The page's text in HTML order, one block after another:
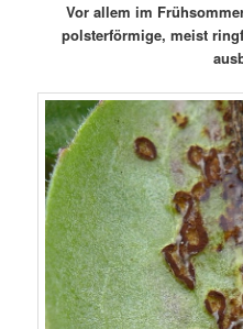
Vor allem im
polsterförmige, meist